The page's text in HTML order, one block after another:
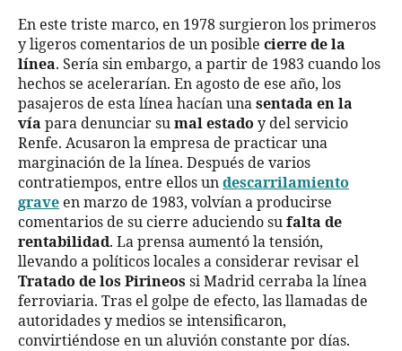
En este triste marco, en 1978 surgieron los primeros
y ligeros comentarios de un posible cierre de la
línea. Sería sin embargo, a partir de 1983 cuando los
hechos se acelerarían. En agosto de ese año, los
pasajeros de esta línea hacían una sentada en la
vía para denunciar su mal estado y del servicio
Renfe. Acusaron la empresa de practicar una
marginación de la línea. Después de varios
contratiempos, entre ellos un descarrilamiento
grave en marzo de 1983, volvían a producirse
comentarios de su cierre aduciendo su falta de
rentabilidad. La prensa aumentó la tensión,
llevando a políticos locales a considerar revisar el
Tratado de los Pirineos si Madrid cerraba la línea
ferroviaria. Tras el golpe de efecto, las llamadas de
autoridades y medios se intensificaron,
convirtiéndose en un aluvión constante por días.